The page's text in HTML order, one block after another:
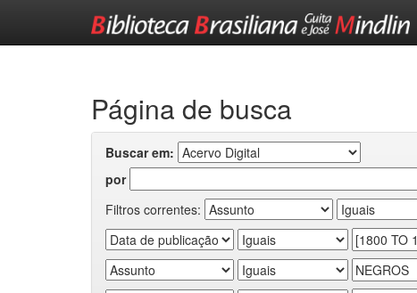
Página de busca
Buscar em:
por
Filtros correntes: